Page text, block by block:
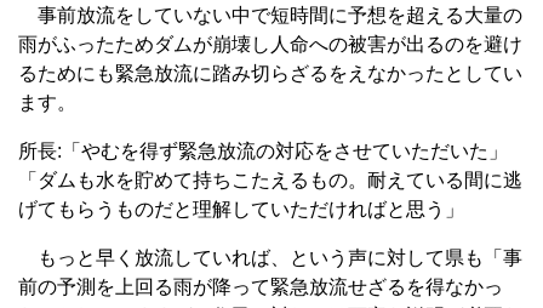
事前放流をしていない中で短時間に予想を超える大量の
雨がふったためダムが崩壊し人命への被害が出るのを避け
るためにも緊急放流に踏み切らざるをえなかったとしてい
ます。
所長:「やむを得ず緊急放流の対応をさせていただいた」
「ダムも水を貯めて持ちこたえるもの。耐えている間に逃
げてもらうものだと理解していただければと思う」
もっと早く放流していれば、という声に対して県も「事
前の予測を上回る雨が降って緊急放流せざるを得なかっ